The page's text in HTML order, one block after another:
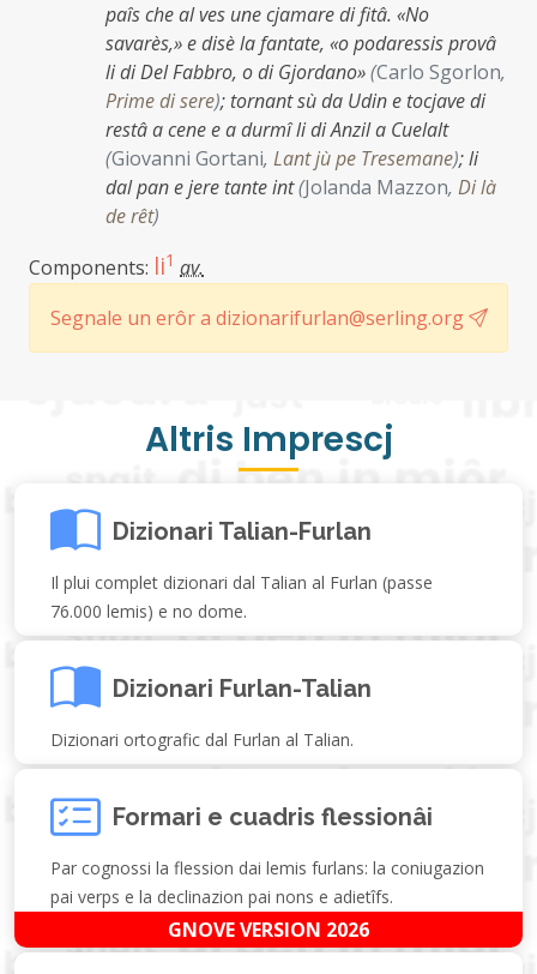
paîs che al ves une cjamare di fitâ. «No
savarès,» e disè la fantate, «o podaressis provâ
li di Del Fabbro, o di Gjordano»(Carlo Sgorlon,
Prime di sere); tornant sù da Udin e tocjave di
restâ a cene e a durmî li di Anzil a Cuelalt
(Giovanni Gortani, Lant jù pe Tresemane);li
dal pan e jere tante int(Jolanda Mazzon, Di là
de rêt)
Components: li1 av.
Segnale un erôr a dizionarifurlan@serling.org
Altris Imprescj
Dizionari Talian-Furlan
Il plui complet dizionari dal Talian al Furlan (passe
76.000 lemis) e no dome.
Dizionari Furlan-Talian
Dizionari ortografic dal Furlan al Talian.
Formari e cuadris flessionâi
Par cognossi la flession dai lemis furlans: la coniugazion
pai verps e la declinazion pai nons e adietîfs.
GNOVE VERSION 2026